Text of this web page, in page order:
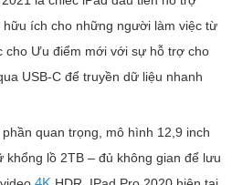
ích cho những người làm việc từ
cho Ưu điểm mới với sự hỗ trợ cho
USB-C để truyền dữ liệu nhanh
quan trọng, mô hình 12,9 inch
lồ 2TB – đủ không gian để lưu